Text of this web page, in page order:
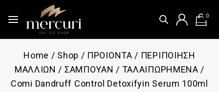
0
Home / Shop / ΠΡΟΙΟΝΤΑ / ΠΕΡΙΠΟΙΗΣΗ
ΜΑΛΛΙΩΝ / ΣΑΜΠΟΥΑΝ / ΤΑΛΑΙΠΩΡΗΜΕΝΑ /
Comi Dandruff Control Detoxifyin Serum 100ml